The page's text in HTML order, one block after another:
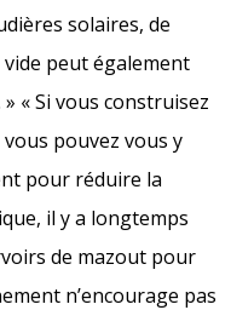
solaires, de
peut également
« Si vous construisez
pouvez vous y
pour réduire la
il y a longtemps
de mazout pour
n’encourage pas